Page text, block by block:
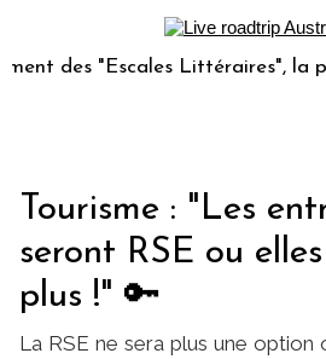
"Escales Littéraires", la première
Tourisme : "Les
seront RSE ou
plus !" 🔑
La RSE ne sera plus une option